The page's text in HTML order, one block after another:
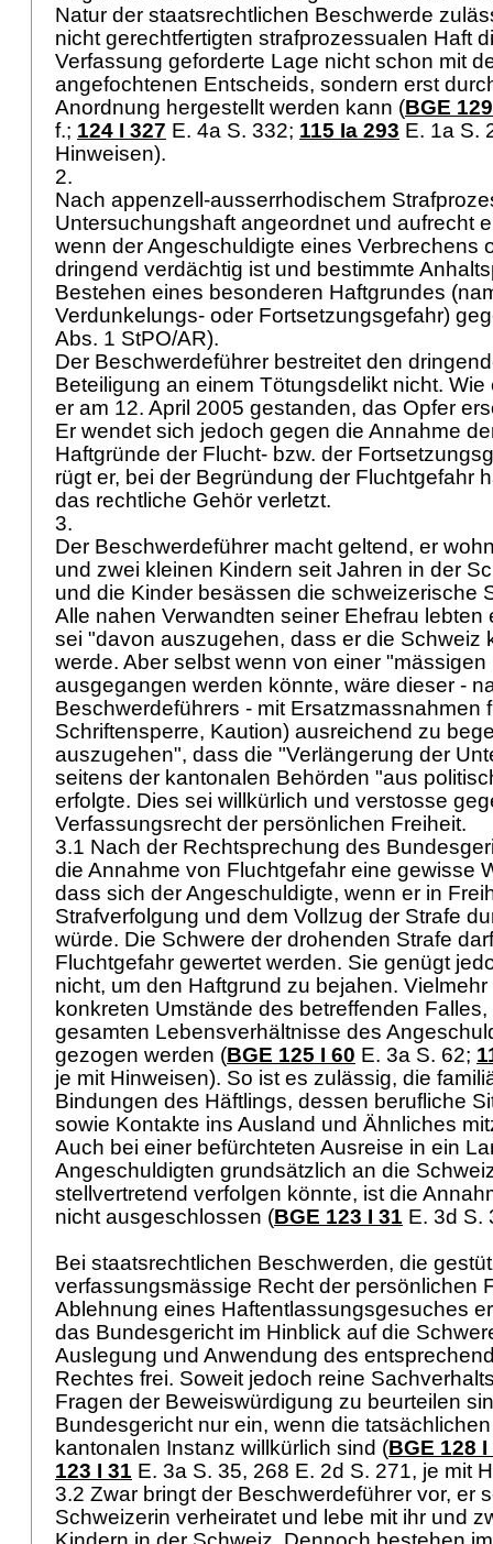
Natur der staatsrechtlichen Beschwerde
nicht gerechtfertigten strafprozessualen Haft
Verfassung geforderte Lage nicht schon mit
angefochtenen Entscheids, sondern erst
Anordnung hergestellt werden kann (BGE
f.; 124 I 327 E. 4a S. 332; 115 Ia 293 E. 1a S.
Hinweisen).
2.
Nach appenzell-ausserrhodischem
Untersuchungshaft angeordnet und aufrecht
wenn der Angeschuldigte eines Verbrechens
dringend verdächtig ist und bestimmte
Bestehen eines besonderen Haftgrundes
Verdunkelungs- oder Fortsetzungsgefahr)
Abs. 1 StPO/AR).
Der Beschwerdeführer bestreitet den
Beteiligung an einem Tötungsdelikt nicht. Wie
er am 12. April 2005 gestanden, das Opfer
Er wendet sich jedoch gegen die Annahme
Haftgründe der Flucht- bzw. der
rügt er, bei der Begründung der Fluchtgefahr
das rechtliche Gehör verletzt.
3.
Der Beschwerdeführer macht geltend, er
und zwei kleinen Kindern seit Jahren in der
und die Kinder besässen die schweizerische
Alle nahen Verwandten seiner Ehefrau lebten
sei "davon auszugehen, dass er die Schweiz
werde. Aber selbst wenn von einer
ausgegangen werden könnte, wäre dieser -
Beschwerdeführers - mit Ersatzmassnahmen
Schriftensperre, Kaution) ausreichend zu
auszugehen", dass die "Verlängerung der
seitens der kantonalen Behörden "aus
erfolgte. Dies sei willkürlich und verstosse
Verfassungsrecht der persönlichen Freiheit.
3.1 Nach der Rechtsprechung des
die Annahme von Fluchtgefahr eine gewisse
dass sich der Angeschuldigte, wenn er in
Strafverfolgung und dem Vollzug der Strafe
würde. Die Schwere der drohenden Strafe
Fluchtgefahr gewertet werden. Sie genügt
nicht, um den Haftgrund zu bejahen.
konkreten Umstände des betreffenden
gesamten Lebensverhältnisse des
gezogen werden (BGE 125 I 60 E. 3a S. 62;
je mit Hinweisen). So ist es zulässig, die
Bindungen des Häftlings, dessen berufliche
sowie Kontakte ins Ausland und Ähnliches
Auch bei einer befürchteten Ausreise in ein
Angeschuldigten grundsätzlich an die
stellvertretend verfolgen könnte, ist die
nicht ausgeschlossen (BGE 123 I 31 E. 3d S.
Bei staatsrechtlichen Beschwerden, die
verfassungsmässige Recht der persönlichen
Ablehnung eines Haftentlassungsgesuches
das Bundesgericht im Hinblick auf die
Auslegung und Anwendung des
Rechtes frei. Soweit jedoch reine
Fragen der Beweiswürdigung zu beurteilen
Bundesgericht nur ein, wenn die
kantonalen Instanz willkürlich sind (BGE 128 I
123 I 31 E. 3a S. 35, 268 E. 2d S. 271, je mit
3.2 Zwar bringt der Beschwerdeführer vor, er
Schweizerin verheiratet und lebe mit ihr und